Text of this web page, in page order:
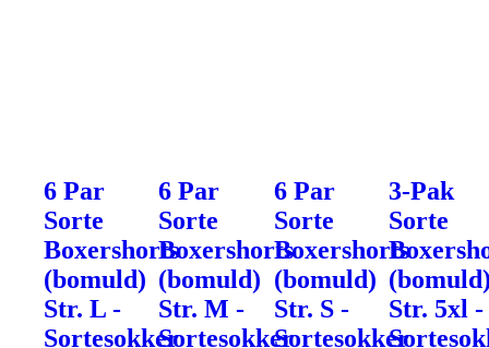
6 Par
Sorte
Boxershorts
(bomuld)
Str. L -
Sortesokker
6 Par
Sorte
Boxershorts
(bomuld)
Str. M -
Sortesokker
6 Par
Sorte
Boxershorts
(bomuld)
Str. S -
Sortesokker
3-Pak
Sorte
Str. 5xl -